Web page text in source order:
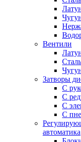
Вентили
Затворы
С
С
С
С
автоматика